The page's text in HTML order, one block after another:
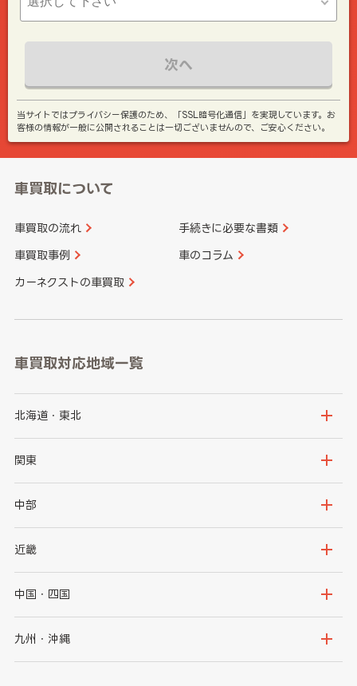
次へ
当サイトではプライバシー保護のため、「SSL暗号化通信」を実現しています。お
客様の情報が一般に公開されることは一切ございませんので、ご安心ください。
車買取について
車買取の流れ 手続きに必要な書類
車買取事例 車のコラム
カーネクストの車買取
車買取対応地域一覧
北海道・東北
北海道
岩手県
秋田県
関東
茨城県
群馬県
千葉県
中部
新潟県
石川県
山梨県
近畿
大阪府
京都府
中国・四国
鳥取県
九州・沖縄